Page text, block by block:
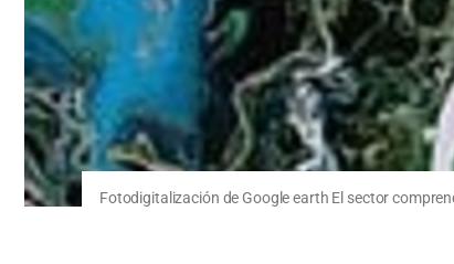
Fotodigitalización de Google earth El sector